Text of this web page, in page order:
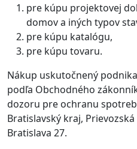
pre kúpu projektovej
domov a iných typov
pre kúpu katalógu,
pre kúpu tovaru.
Nákup uskutočnený
podľa Obchodného
dozoru pre ochranu
Bratislavský kraj, Prievozská
Bratislava 27.